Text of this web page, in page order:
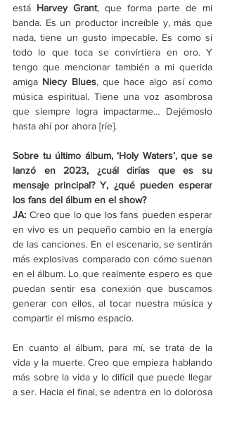
está Harvey Grant, que forma parte de mi
banda. Es un productor increíble y, más que
nada, tiene un gusto impecable. Es como si
todo lo que toca se convirtiera en oro. Y
tengo que mencionar también a mi querida
amiga Niecy Blues, que hace algo así como
música espiritual. Tiene una voz asombrosa
que siempre logra impactarme… Dejémoslo
hasta ahí por ahora [ríe].
Sobre tu último álbum, ‘Holy Waters’, que se
lanzó en 2023, ¿cuál dirías que es su
mensaje principal? Y, ¿qué pueden esperar
los fans del álbum en el show?
JA: Creo que lo que los fans pueden esperar
en vivo es un pequeño cambio en la energía
de las canciones. En el escenario, se sentirán
más explosivas comparado con cómo suenan
en el álbum. Lo que realmente espero es que
puedan sentir esa conexión que buscamos
generar con ellos, al tocar nuestra música y
compartir el mismo espacio.
En cuanto al álbum, para mí, se trata de la
vida y la muerte. Creo que empieza hablando
más sobre la vida y lo difícil que puede llegar
a ser. Hacia el final, se adentra en lo dolorosa